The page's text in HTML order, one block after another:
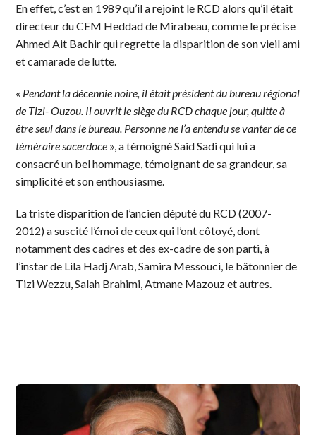
En effet, c’est en 1989 qu’il a rejoint le RCD alors qu’il était
directeur du CEM Heddad de Mirabeau, comme le précise
Ahmed Ait Bachir qui regrette la disparition de son vieil ami
et camarade de lutte.
« Pendant la décennie noire, il était président du bureau régional
de Tizi- Ouzou. Il ouvrit le siège du RCD chaque jour, quitte à
être seul dans le bureau. Personne ne l’a entendu se vanter de ce
téméraire sacerdoce », a témoigné Said Sadi qui lui a
consacré un bel hommage, témoignant de sa grandeur, sa
simplicité et son enthousiasme.
La triste disparition de l’ancien député du RCD (2007-
2012) a suscité l’émoi de ceux qui l’ont côtoyé, dont
notamment des cadres et des ex-cadre de son parti, à
l’instar de Lila Hadj Arab, Samira Messouci, le bâtonnier de
Tizi Wezzu, Salah Brahimi, Atmane Mazouz et autres.